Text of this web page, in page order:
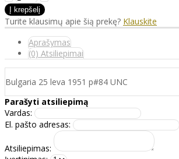
Turite klausimų apie šią prekę? Klauskite
Aprašymas
(0) Atsiliepimai
Bulgaria 25 leva 1951 p#84 UNC
Parašyti atsiliepimą
Vardas:
El. pašto adresas:
Atsiliepimas: